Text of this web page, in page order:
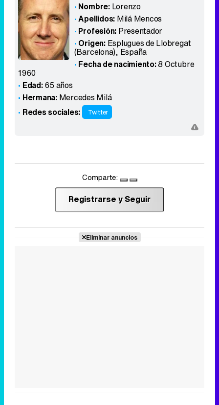
Nombre: Lorenzo
Apellidos: Milá Mencos
Profesión: Presentador
Origen: Esplugues de Llobregat
(Barcelona), España
Fecha de nacimiento:8 Octubre
1960
Edad:65 años
Hermana: Mercedes Milá
Redes sociales:
Twitter
Comparte:
Registrarse y Seguir
Eliminar anuncios